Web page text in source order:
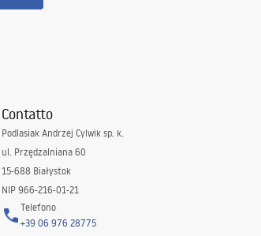
Contatto
Podlasiak Andrzej Cylwik sp. k.
ul. Przędzalniana 60
15-688 Białystok
NIP 966-216-01-21
Telefono
+39 06 976 28775